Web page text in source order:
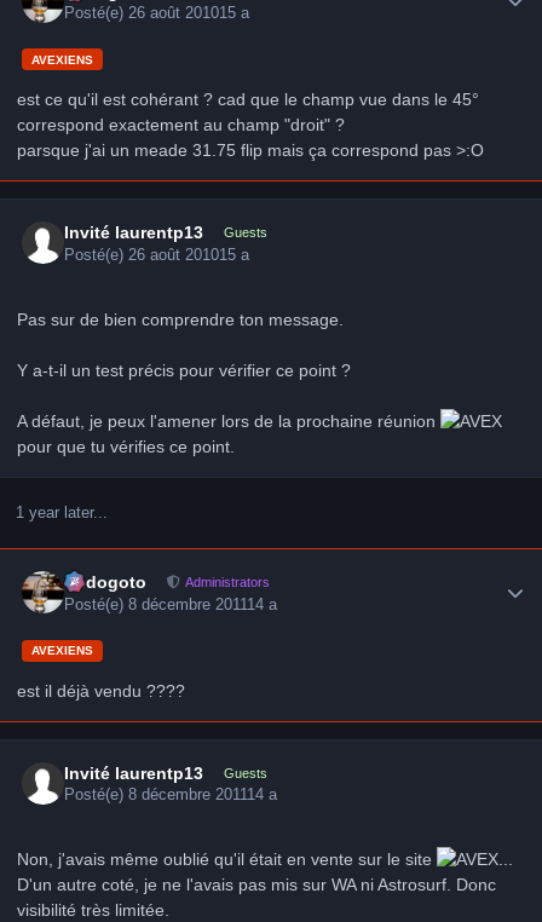
Posté(e)26 août 201015 a
AVEXIENS
est ce qu'il est cohérant ? cad que le champ vue dans le 45°
correspond exactement au champ "droit" ?
parsque j'ai un meade 31.75 flip mais ça correspond pas >:O
Invité laurentp13 Guests
Posté(e) 26 août 201015 a
Pas sur de bien comprendre ton message.
Y a-t-il un test précis pour vérifier ce point ?
A défaut, je peux l'amener lors de la prochaine réunion
pour que tu vérifies ce point.
1 year later...
frédogoto Administrators
Posté(e)8 décembre 2011 14 a
AVEXIENS
est il déjà vendu ????
Invité laurentp13 Guests
Posté(e)8 décembre 201114 a
Non, j'avais même oublié qu'il était en vente sur le site
D'un autre coté, je ne l'avais pas mis sur WA ni Astrosurf. Donc
visibilité très limitée.